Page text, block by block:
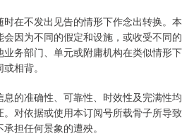
在不发出见告的情形下作念出转换。本
因为不同的假定和设施，或收受不同的
务部门、单元或附庸机构在类似情形下
相背。
的准确性、可靠性、时效性及完满性均
对依据或使用本订阅号所载骨子所导致
担任何景象的遭殃。